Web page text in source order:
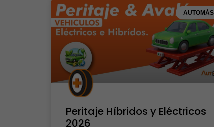
AUTOMÁS
Peritaje Híbridos y Eléctricos
2026